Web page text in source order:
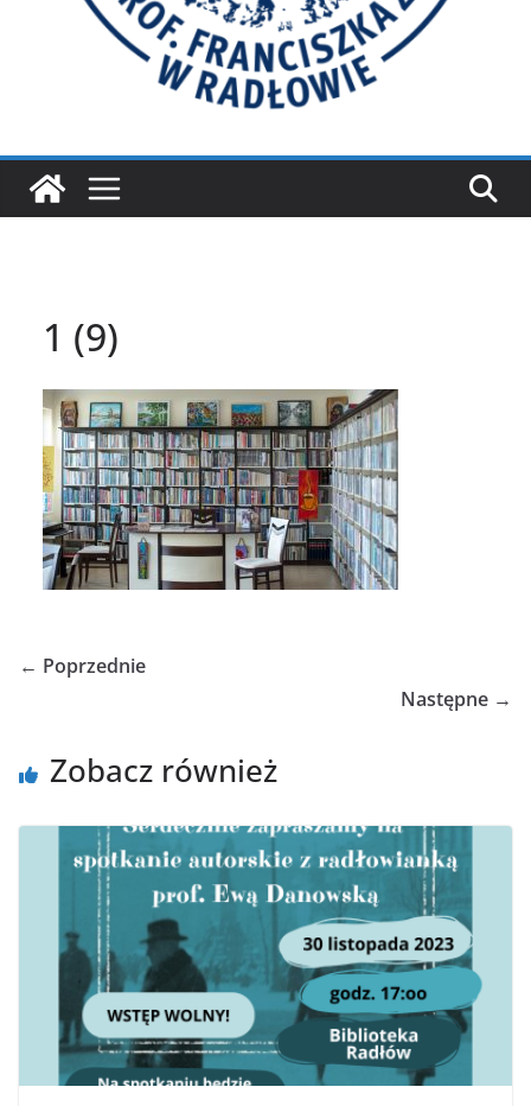
1 (9)
← Poprzednie
Następne →
Zobacz również